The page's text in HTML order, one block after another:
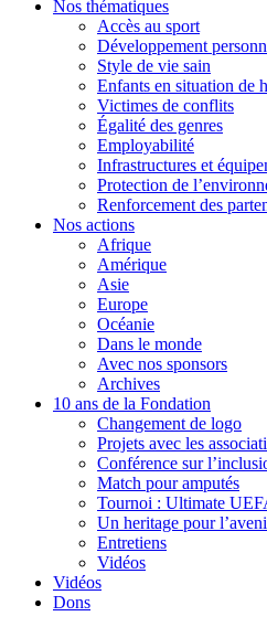
Nos thématiques
Accès au sport
Développement
Style de vie sain
Enfants en situation de
Victimes de conflits
Égalité des genres
Employabilité
Infrastructures et
Protection de
Renforcement des
Nos actions
Afrique
Amérique
Asie
Europe
Océanie
Dans le monde
Avec nos sponsors
Archives
10 ans de la Fondation
Changement de logo
Projets avec les
Conférence sur
Match pour amputés
Tournoi : Ultimate
Un heritage pour
Entretiens
Vidéos
Vidéos
Dons